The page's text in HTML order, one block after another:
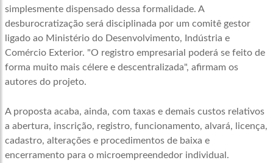
simplesmente dispensado dessa formalidade. A
desburocratização será disciplinada por um comitê gestor
ligado ao Ministério do Desenvolvimento, Indústria e
Comércio Exterior. "O registro empresarial poderá se feito de
forma muito mais célere e descentralizada", afirmam os
autores do projeto.
A proposta acaba, ainda, com taxas e demais custos relativos
a abertura, inscrição, registro, funcionamento, alvará, licença,
cadastro, alterações e procedimentos de baixa e
encerramento para o microempreendedor individual.